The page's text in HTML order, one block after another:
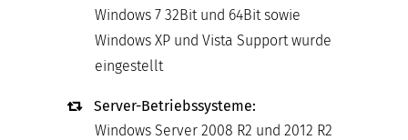
Windows 7 32Bit und 64Bit sowie
Windows XP und Vista Support wurde
eingestellt
Server-Betriebssysteme:
Windows Server 2008 R2 und 2012 R2